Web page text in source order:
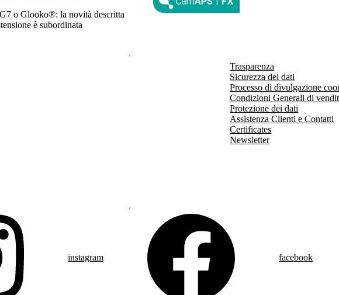
o Glooko®: la novità descritta
è subordinata
Trasparenza
Sicurezza dei dati
Processo di divulgazione
Condizioni Generali di
Protezione dei dati
Assistenza Clienti e Contatti
Certificates
Newsletter
instagram facebook